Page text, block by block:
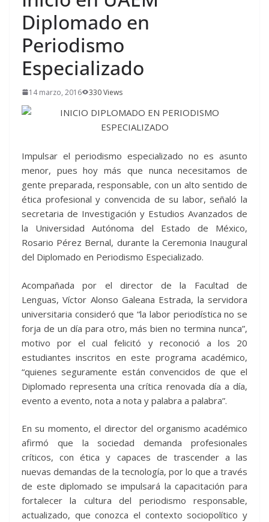
Diplomado en
Periodismo
Especializado
14 marzo, 2016 330 Views
Impulsar el periodismo especializado no es asunto
menor, pues hoy más que nunca necesitamos de
gente preparada, responsable, con un alto sentido de
ética profesional y convencida de su labor, señaló la
secretaria de Investigación y Estudios Avanzados de
la Universidad Autónoma del Estado de México,
Rosario Pérez Bernal, durante la Ceremonia Inaugural
del Diplomado en Periodismo Especializado.
Acompañada por el director de la Facultad de
Lenguas, Víctor Alonso Galeana Estrada, la servidora
universitaria consideró que “la labor periodística no se
forja de un día para otro, más bien no termina nunca”,
motivo por el cual felicitó y reconoció a los 20
estudiantes inscritos en este programa académico,
“quienes seguramente están convencidos de que el
Diplomado representa una crítica renovada día a día,
evento a evento, nota a nota y palabra a palabra”.
En su momento, el director del organismo académico
afirmó que la sociedad demanda profesionales
críticos, con ética y capaces de trascender a las
nuevas demandas de la tecnología, por lo que a través
de este diplomado se impulsará la capacitación para
fortalecer la cultura del periodismo responsable,
actualizado, que conozca el contexto sociopolítico y